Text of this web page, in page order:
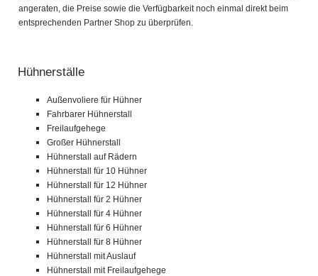
angeraten, die Preise sowie die Verfügbarkeit noch einmal direkt beim
entsprechenden Partner Shop zu überprüfen.
Hühnerställe
Außenvoliere für Hühner
Fahrbarer Hühnerstall
Freilaufgehege
Großer Hühnerstall
Hühnerstall auf Rädern
Hühnerstall für 10 Hühner
Hühnerstall für 12 Hühner
Hühnerstall für 2 Hühner
Hühnerstall für 4 Hühner
Hühnerstall für 6 Hühner
Hühnerstall für 8 Hühner
Hühnerstall mit Auslauf
Hühnerstall mit Freilaufgehege